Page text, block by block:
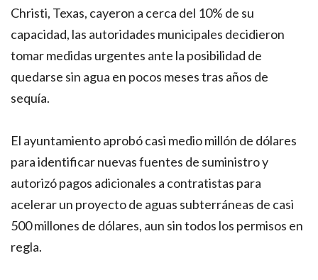
Christi, Texas, cayeron a cerca del 10% de su
capacidad, las autoridades municipales decidieron
tomar medidas urgentes ante la posibilidad de
quedarse sin agua en pocos meses tras años de
sequía.
El ayuntamiento aprobó casi medio millón de dólares
para identificar nuevas fuentes de suministro y
autorizó pagos adicionales a contratistas para
acelerar un proyecto de aguas subterráneas de casi
500 millones de dólares, aun sin todos los permisos en
regla.